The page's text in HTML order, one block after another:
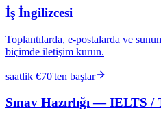
İş İngilizcesi
Toplantılarda, e-postalarda ve
biçimde iletişim kurun.
saatlik €70'ten başlar
Sınav Hazırlığı — IELTS